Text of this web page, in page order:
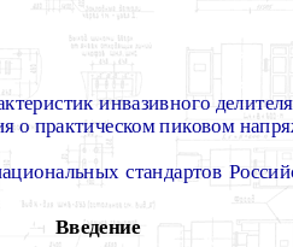
инвазивного делителя
о практическом пиковом
стандартов
Введение